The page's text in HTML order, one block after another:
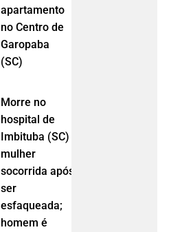
apartamento
no Centro de
Garopaba
(SC)
Morre no
hospital de
Imbituba (SC)
mulher
socorrida após
ser
esfaqueada;
homem é